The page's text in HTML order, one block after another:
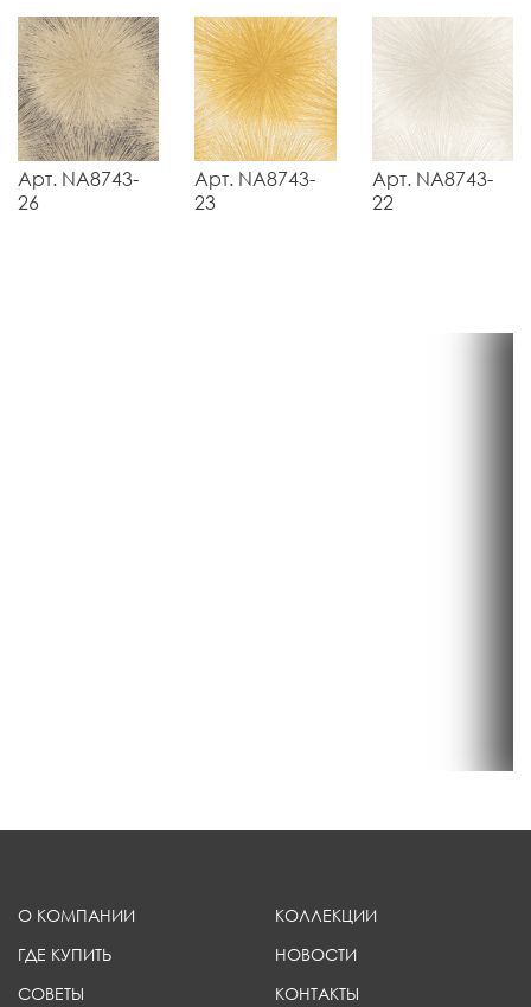
Арт. NA8743-
26
Арт. NA8743-
23
Арт. NA8743-
22
О КОМПАНИИ
КОЛЛЕКЦИИ
ГДЕ КУПИТЬ
НОВОСТИ
СОВЕТЫ
КОНТАКТЫ